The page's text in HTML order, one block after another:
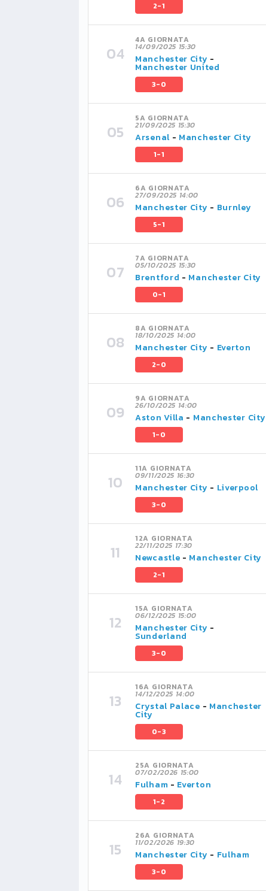
2-1
4A GIORNATA
14/09/2025 15:30
Manchester City -
Manchester United
3-0
5A GIORNATA
21/09/2025 15:30
Arsenal - Manchester City
1-1
6A GIORNATA
27/09/2025 14:00
Manchester City - Burnley
5-1
7A GIORNATA
05/10/2025 15:30
Brentford - Manchester City
0-1
8A GIORNATA
18/10/2025 14:00
Manchester City - Everton
2-0
9A GIORNATA
26/10/2025 14:00
Aston Villa - Manchester City
1-0
11A GIORNATA
09/11/2025 16:30
Manchester City - Liverpool
3-0
12A GIORNATA
22/11/2025 17:30
Newcastle - Manchester City
2-1
15A GIORNATA
06/12/2025 15:00
Manchester City -
Sunderland
3-0
16A GIORNATA
14/12/2025 14:00
Crystal Palace - Manchester
City
0-3
25A GIORNATA
07/02/2026 15:00
Fulham - Everton
1-2
26A GIORNATA
11/02/2026 19:30
Manchester City - Fulham
3-0